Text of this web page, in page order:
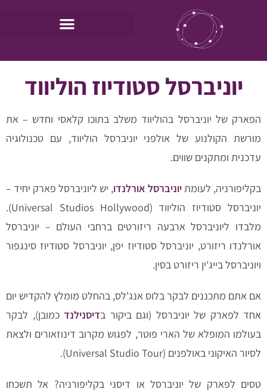
יוניברסל סטודיוז הוליווד
הפארק של יוניברסל בהוליווד משלב בתוכו קלאסי וחדש – את
מורשת הקולנוע של אולפני יוניברסל הוליווד, עם טכנולוגיה
עדכנית ומתקנים שווים.
בקליפורניה, לעומתיוניברסל אורלנדו, יש ליוניברסל פארק יחיד –
יוניברסל סטודיוז הוליווד (Universal Studios Hollywood).
מלבדו ליוניברסל ארבעה ריזורטים ברחבי העולם – יוניברסל
אורלנדו ריזורט, יוניברסל סטודיוז יפן, יוניברסל סטודיוז סינגפור
ויוניברסל בייג'ין ריזורט בסין.
אם אתם מתכננים לבקר בלוס אנג'לס, בהחלט מומלץ להקדיש יום
אחד לפארק של יוניברסל (וגם ביקור בדיסנילנדכמובן), לבקר
בעולמו המופלא של הארי פוטר, לפגוש מקרוב דינוזאורים ולצאת
לסיור האיקוני באולפנים (Universal Studio Tour).
טסים לפארק של יוניברסל או דיסני בקליפורניה? אל תשכחו